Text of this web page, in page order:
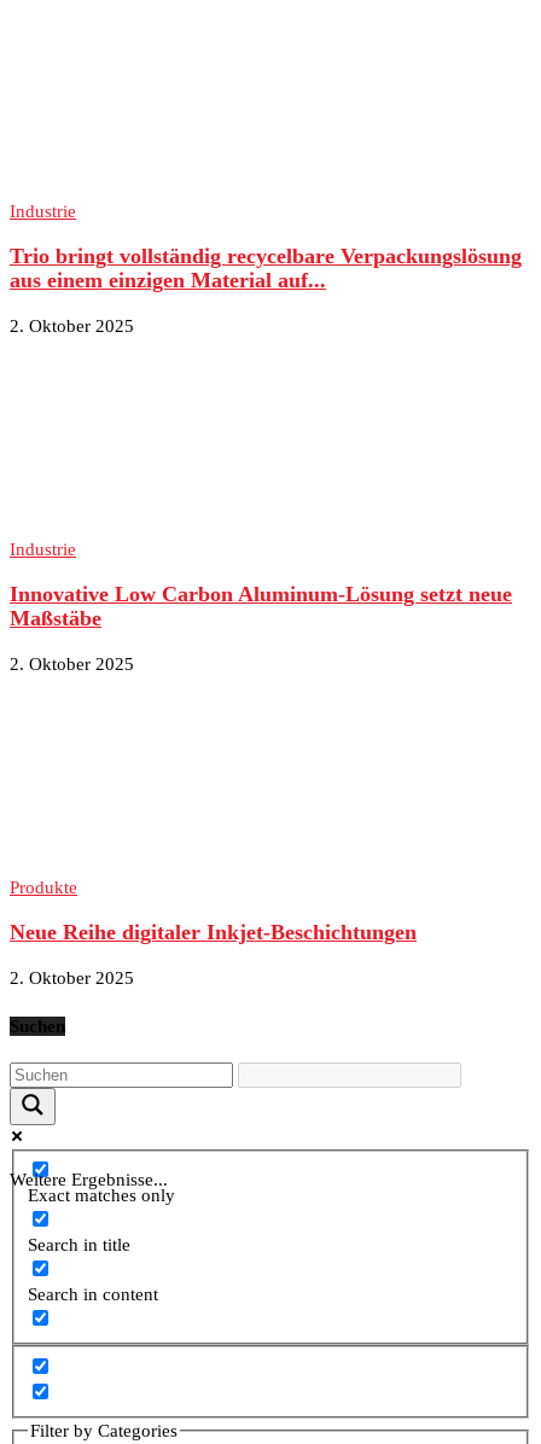
Industrie
Trio bringt vollständig recycelbare Verpackungslösung
aus einem einzigen Material auf...
2. Oktober 2025
Industrie
Innovative Low Carbon Aluminum-Lösung setzt neue
Maßstäbe
2. Oktober 2025
Produkte
Neue Reihe digitaler Inkjet-Beschichtungen
2. Oktober 2025
Suchen
Weitere Ergebnisse...
Exact matches only
Search in title
Search in content
Filter by Categories